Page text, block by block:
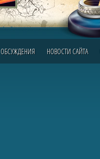
ОБСУЖДЕНИЯ НОВОСТИ САЙТА